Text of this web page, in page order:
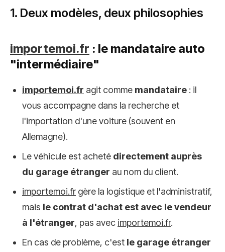
1. Deux modèles, deux philosophies
importemoi.fr : le mandataire auto
"intermédiaire"
importemoi.fr agit comme mandataire : il
vous accompagne dans la recherche et
l'importation d'une voiture (souvent en
Allemagne).
Le véhicule est acheté directement auprès
du garage étranger au nom du client.
importemoi.fr gère la logistique et l'administratif,
mais le contrat d'achat est avec le vendeur
à l'étranger, pas avec importemoi.fr.
En cas de problème, c'est le garage étranger